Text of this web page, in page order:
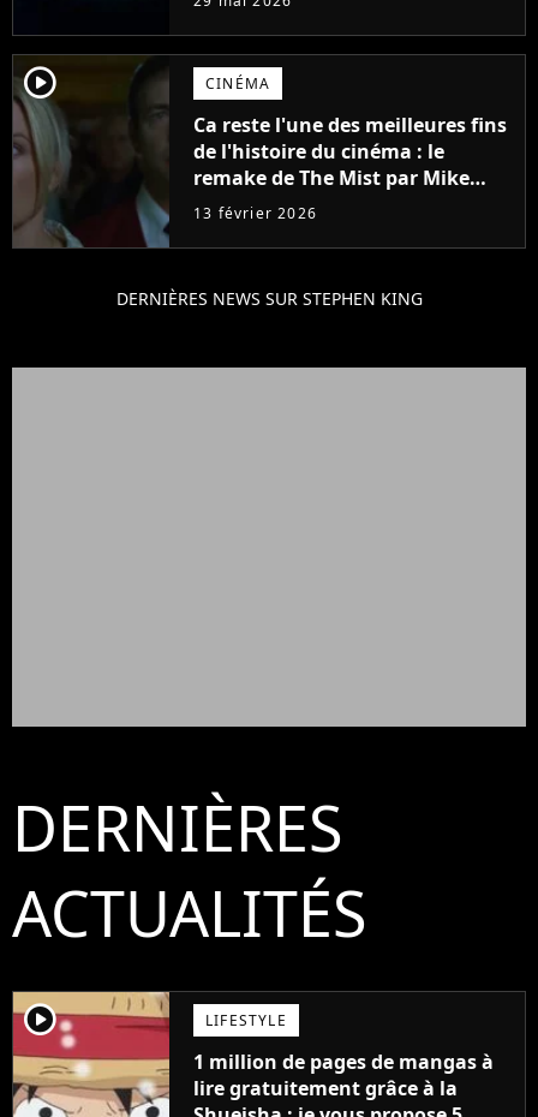
player2 CINÉMA
Ca reste l'une des meilleures fins
de l'histoire du cinéma : le
remake de The Mist par Mike
Flanagan intrigue déjà les fans
13 février 2026
DERNIÈRES NEWS SUR STEPHEN KING
DERNIÈRES
ACTUALITÉS
player2 LIFESTYLE
1 million de pages de mangas à
lire gratuitement grâce à la